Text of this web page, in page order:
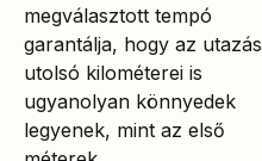
megválasztott tempó
garantálja, hogy az utazás
utolsó kilométerei is
ugyanolyan könnyedek
legyenek, mint az első